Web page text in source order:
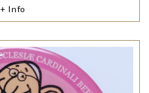
+ Info